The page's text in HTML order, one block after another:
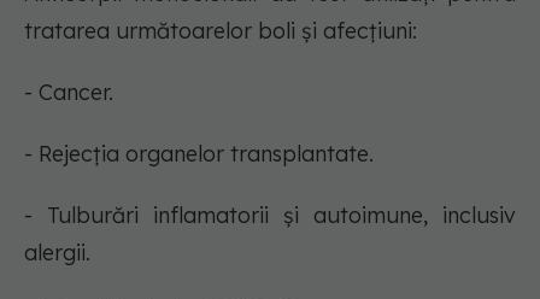
tratarea următoarelor boli și afecțiuni:
- Cancer.
- Rejecția organelor transplantate.
- Tulburări inflamatorii și autoimune, inclusiv
alergii.